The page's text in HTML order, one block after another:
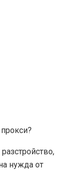
нужда от